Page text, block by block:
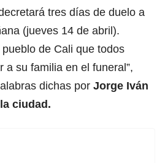
tres días de duelo a
(jueves 14 de abril).
de Cali que todos
a su familia en el funeral”,
dichas por Jorge Iván
ciudad.